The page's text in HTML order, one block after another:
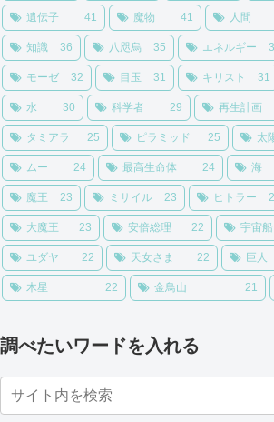
遺伝子 41 魔物 41 人間
知識 36 八咫烏 35 エネルギー
モーゼ 32 目玉 31 キリスト 31
水 30 科学者 29 再生計画
タミアラ 25 ピラミッド 25 太
ムー 24 最高生命体 24 海
魔王 23 ミサイル 23 ヒトラー
大魔王 23 安倍総理 22 宇宙船
ユダヤ 22 天女さま 22 巨人
木星 22 金鳥山 21
調べたいワードを入れる